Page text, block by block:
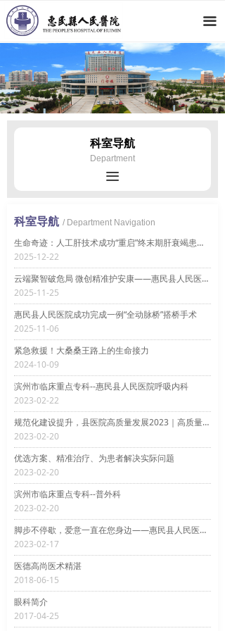
끀
网站首页
医院概况
新闻动态
科室导航
就医指南
科室导航 / Department Navigation
生命奇迹：人工肝技术成功“重启”终末期肝衰竭患者生命！
2025-12-22
云端聚智破危局 微创精准护安康——惠民县人民医院南区泌尿外科多学科协作圆满救治高龄高危肾肿瘤患者
2025-11-25
惠民县人民医院成功完成一例“全动脉桥”搭桥手术
2025-11-06
紧急救援！大桑桑王路上的生命接力
2024-10-09
滨州市临床重点专科--惠民县人民医院呼吸内科
2023-02-22
规范化建设提升，县医院高质量发展2023｜高质量药学质控提升药学服务，保障用药安全
2023-02-20
优选方案、精准治疗、为患者解决实际问题
2023-02-20
滨州市临床重点专科--普外科
2023-02-20
脚步不停歇，爱意一直在您身边——惠民县人民医院妇产科开展产后上门访视工作
2023-02-17
医德高尚医术精湛
2018-06-15
眼科简介
2017-04-25
科室导航
Department
끀